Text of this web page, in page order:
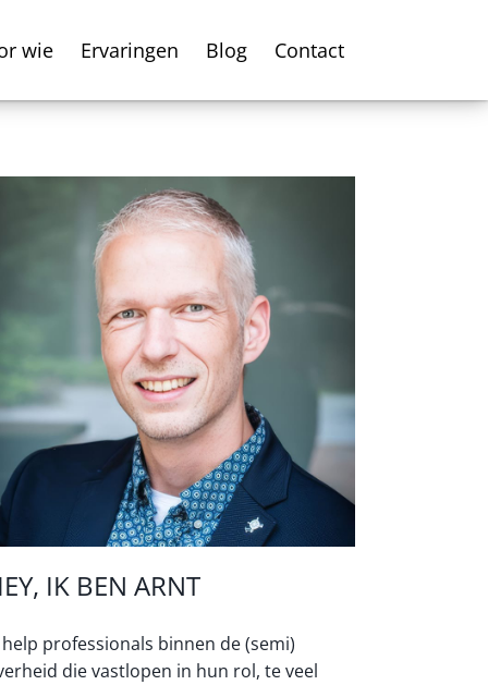
wie Ervaringen Blog Contact
IK BEN ARNT
help professionals binnen de (semi)
die vastlopen in hun rol, te veel